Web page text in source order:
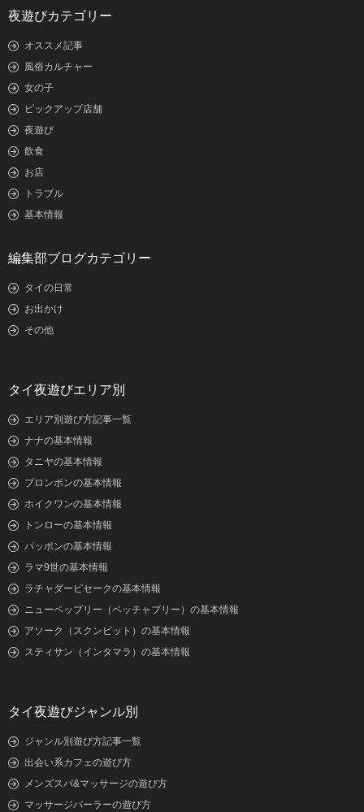
夜遊びカテゴリー
オススメ記事
風俗カルチャー
女の子
ピックアップ店舗
夜遊び
飲食
お店
トラブル
基本情報
編集部ブログカテゴリー
タイの日常
お出かけ
その他
タイ夜遊びエリア別
エリア別遊び方記事一覧
ナナの基本情報
タニヤの基本情報
プロンポンの基本情報
ホイクワンの基本情報
トンローの基本情報
パッポンの基本情報
ラマ9世の基本情報
ラチャダーピセークの基本情報
ニューペッブリー（ペッチャブリー）の基本情報
アソーク（スクンビット）の基本情報
スティサン（インタマラ）の基本情報
タイ夜遊びジャンル別
ジャンル別遊び方記事一覧
出会い系カフェの遊び方
メンズスパ&マッサージの遊び方
マッサージパーラーの遊び方